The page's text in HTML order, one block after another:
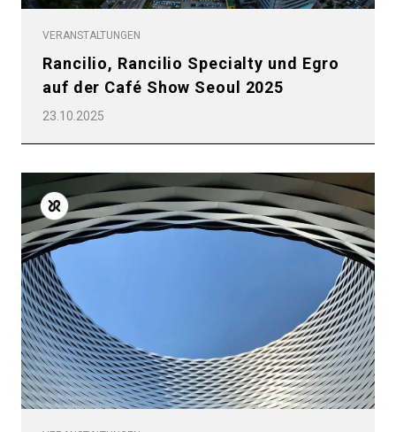
VERANSTALTUNGEN
Rancilio, Rancilio Specialty und Egro
auf der Café Show Seoul 2025
23.10.2025